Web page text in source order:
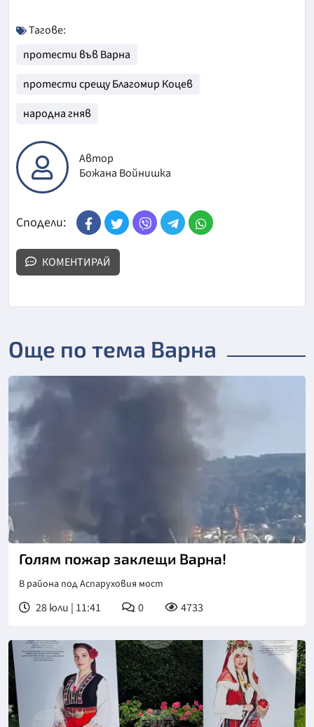
Тагове:
протести във Варна
протести срещу Благомир Коцев
народна гняв
Автор
Божана Войнишка
Сподели:
КОМЕНТИРАЙ
Още по тема Варна
Голям пожар заклещи Варна!
В района под Аспаруховия мост
28 юли | 11:41 0 4733